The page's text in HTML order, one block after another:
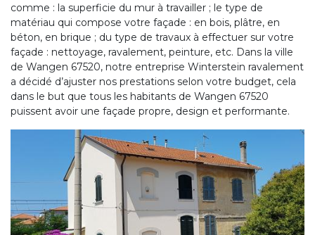
comme : la superficie du mur à travailler ; le type de
matériau qui compose votre façade : en bois, plâtre, en
béton, en brique ; du type de travaux à effectuer sur votre
façade : nettoyage, ravalement, peinture, etc. Dans la ville
de Wangen 67520, notre entreprise Winterstein ravalement
a décidé d’ajuster nos prestations selon votre budget, cela
dans le but que tous les habitants de Wangen 67520
puissent avoir une façade propre, design et performante.